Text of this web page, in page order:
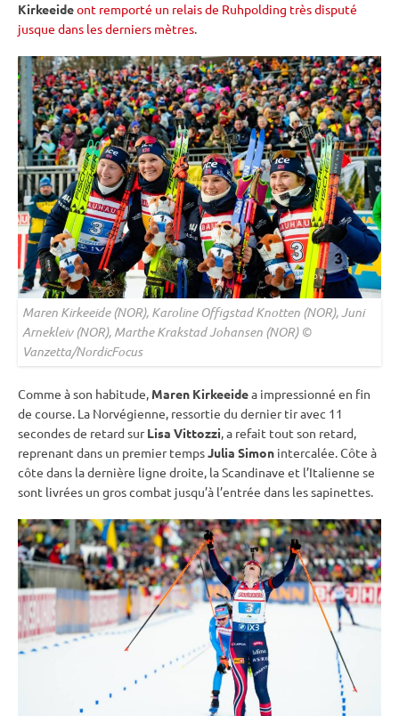
Kirkeeideont remporté un relais de Ruhpolding très disputé
jusque dans les derniers mètres.
Maren Kirkeeide (NOR), Karoline Offigstad Knotten (NOR), Juni
Arnekleiv (NOR), Marthe Krakstad Johansen (NOR) ©
Vanzetta/NordicFocus
Comme à son habitude, Maren Kirkeeidea impressionné en fin
de course. La Norvégienne, ressortie du dernier tir avec 11
secondes de retard surLisa Vittozzi, a refait tout son retard,
reprenant dans un premier tempsJulia Simon intercalée. Côte à
côte dans la dernière ligne droite, la Scandinave et l’Italienne se
sont livrées un gros combat jusqu’à l’entrée dans les sapinettes.